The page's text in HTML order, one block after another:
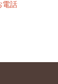
電話